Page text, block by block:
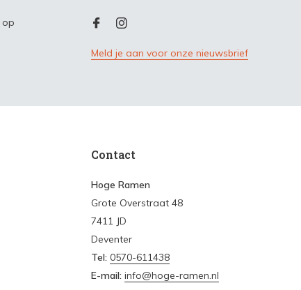
op
Meld je aan voor onze nieuwsbrief
Contact
Hoge Ramen
Grote Overstraat 48
7411 JD
Deventer
Tel: 0570-611438
E-mail: info@hoge-ramen.nl